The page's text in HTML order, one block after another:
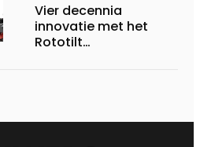
Vier decennia
innovatie met het
Rototilt